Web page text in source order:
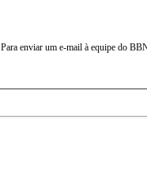
Para enviar um e-mail à equipe do